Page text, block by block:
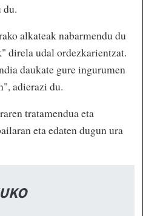
du.
alkateak nabarmendu du
direla udal ordezkarientzat.
daukate gure ingurumen
adierazi du.
tratamendua eta
eta edaten dugun ura